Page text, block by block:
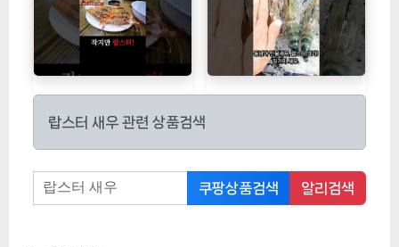
랍스터 새우 관련 상품검색
쿠팡상품검색 알리검색